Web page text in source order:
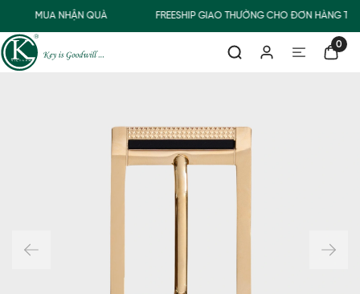
MUA NHẬN QUÀ FREESHIP GIAO THƯỜNG CHO ĐƠN HÀNG
0